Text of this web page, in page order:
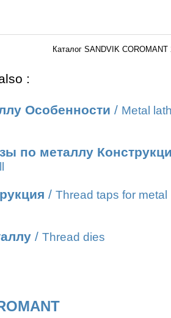
Каталог SANDVIK
:
Особенности / Metal
по металлу
/ Thread taps for metal
/ Thread dies